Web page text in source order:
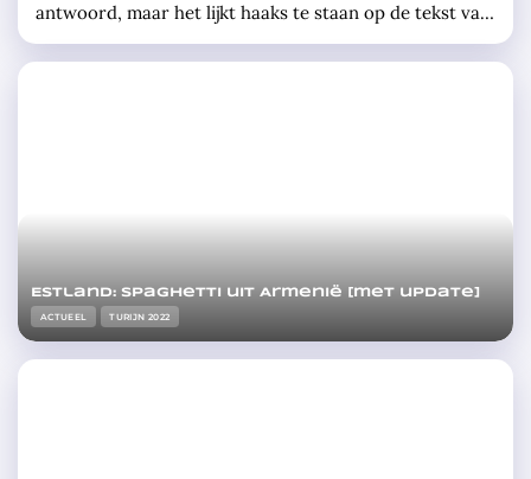
antwoord, maar het lijkt haaks te staan op de tekst van
Bridges, het liedje waarmee ze Estland
vertegenwoordigt op het Songfestival van 2023 … »
Estland: spaghetti uit Armenië [met update]
ACTUEEL TURIJN 2022